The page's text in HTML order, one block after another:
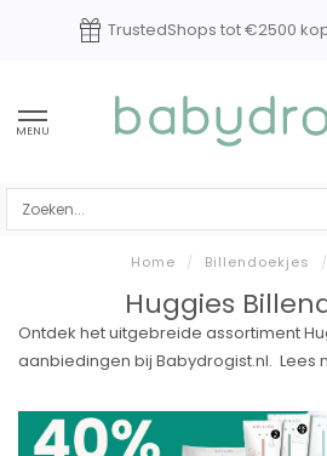
TrustedShops tot €2500
MENU
Home / Billendoekjes /
Huggies
Ontdek het uitgebreide assortiment
aanbiedingen bij Babydrogist.nl. Lees